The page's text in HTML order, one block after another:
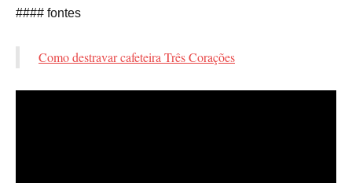
#### fontes
Como destravar cafeteira Três Corações